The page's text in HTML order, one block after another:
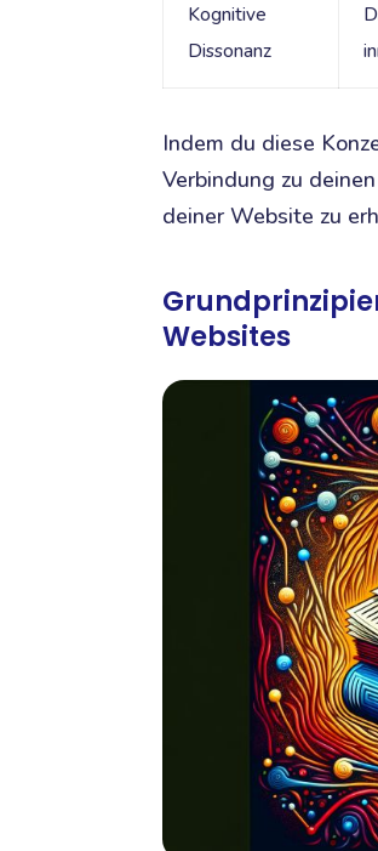
Kognitive
Dissonanz
Indem du diese
Verbindung zu
deiner Website zu
Websites